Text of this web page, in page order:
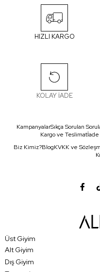
HIZLI KARGO
KOLAY İADE
KampanyalarSıkça Sorulan
Kargo ve Teslimat
Biz Kimiz?BlogKVKK ve
Üst Giyim
Alt Giyim
Dış Giyim